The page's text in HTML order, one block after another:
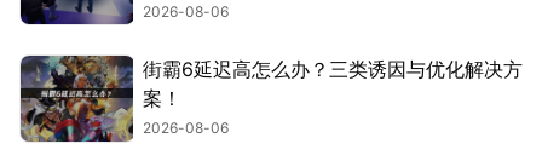
2026-08-06
街霸6延迟高怎么办？三类诱因与优化解决方
案！
2026-08-06